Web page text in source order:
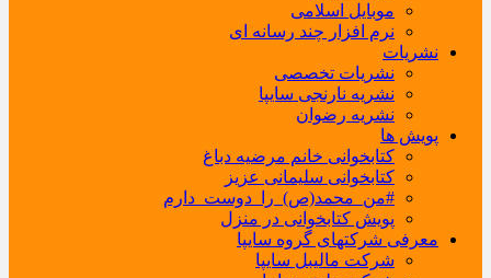
موبایل اسلامی
نرم افزار چند رسانه ای
نشریات
نشریات تخصصی
نشریه نارنجی سایپا
نشریه رضوان
پویش ها
کتابخوانی خانم مرضیه دباغ
کتابخوانی سلیمانی عزیز
#من_محمد(ص)_را_دوست_دارم
پویش کتابخوانی در منزل
معرفی شرکتهای گروه سایپا
شرکت مالیبل سایپا